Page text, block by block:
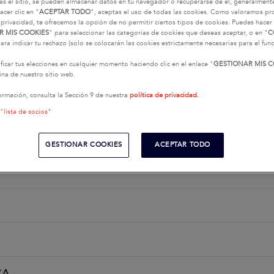
barcos que ha seleccionado previamente. Para
ponerse en contacto con nuestra red haciendo clic
el sitio, se pueden almacenar datos en tu navegador o recuperarse de él,
clic en "ACEPTAR TODO", aceptas el uso de todas las cookies. Como valoramos
te ofrecemos la opción de no permitir ciertos tipos de cookies. Puedes hacer
MIS COOKIES" para seleccionar las categorías de cookies que deseas aceptar, o en "
indicar tu rechazo (solo se colocarán las cookies estrictamente necesarias para el
tus elecciones en cualquier momento haciendo clic en el enlace "GESTIONAR MIS
de nuestro sitio web.
consulta la Sección 9 de nuestra política de privacidad.
de socios"
GESTIONAR COOKIES ACEPTAR TODO